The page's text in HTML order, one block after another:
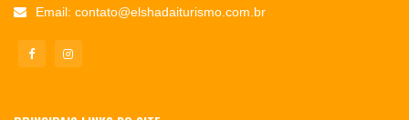
Email: contato@elshadaiturismo.com.br